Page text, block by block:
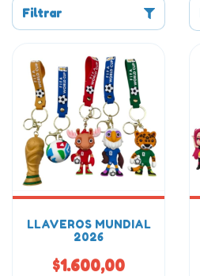
Filtrar
LLAVEROS MUNDIAL
2026
$1.600,00